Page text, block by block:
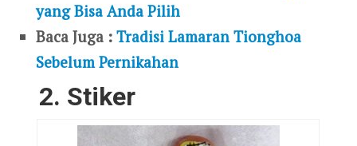
yang Bisa Anda Pilih
Baca Juga :Tradisi Lamaran Tionghoa
Sebelum Pernikahan
2. Stiker